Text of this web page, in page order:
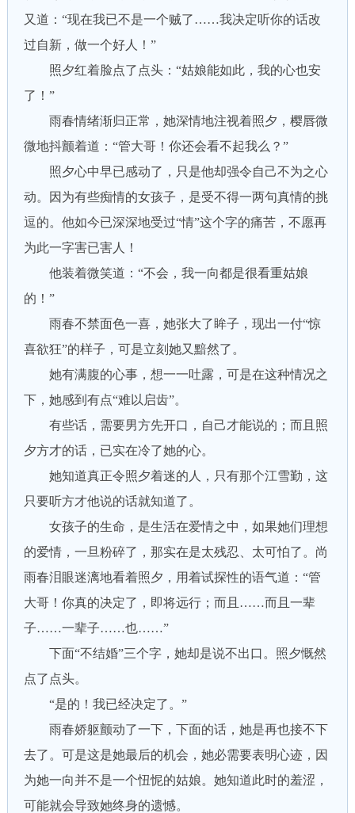
又道：“现在我已不是一个贼了……我决定听你的话改
过自新，做一个好人！”
照夕红着脸点了点头：“姑娘能如此，我的心也安
了！”
雨春情绪渐归正常，她深情地注视着照夕，樱唇微
微地抖颤着道：“管大哥！你还会看不起我么？”
照夕心中早已感动了，只是他却强令自己不为之心
动。因为有些痴情的女孩子，是受不得一两句真情的挑
逗的。他如今已深深地受过“情”这个字的痛苦，不愿再
为此一字害已害人！
他装着微笑道：“不会，我一向都是很看重姑娘
的！”
雨春不禁面色一喜，她张大了眸子，现出一付“惊
喜欲狂”的样子，可是立刻她又黯然了。
她有满腹的心事，想一一吐露，可是在这种情况之
下，她感到有点“难以启齿”。
有些话，需要男方先开口，自己才能说的；而且照
夕方才的话，已实在冷了她的心。
她知道真正令照夕着迷的人，只有那个江雪勤，这
只要听方才他说的话就知道了。
女孩子的生命，是生活在爱情之中，如果她们理想
的爱情，一旦粉碎了，那实在是太残忍、太可怕了。尚
雨春泪眼迷漓地看着照夕，用着试探性的语气道：“管
大哥！你真的决定了，即将远行；而且……而且一辈
子……一辈子……也……”
下面“不结婚”三个字，她却是说不出口。照夕慨然
点了点头。
“是的！我已经决定了。”
雨春娇躯颤动了一下，下面的话，她是再也接不下
去了。可是这是她最后的机会，她必需要表明心迹，因
为她一向并不是一个忸怩的姑娘。她知道此时的羞涩，
可能就会导致她终身的遗憾。